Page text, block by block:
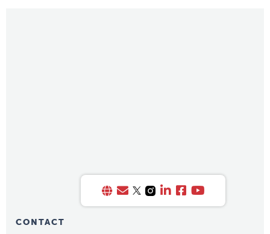
CONTACT